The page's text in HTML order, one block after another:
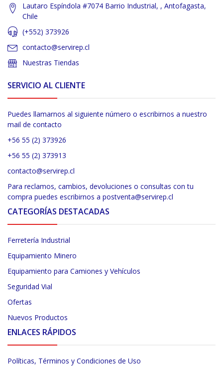
Lautaro Espíndola #7074 Barrio Industrial, , Antofagasta,
Chile
(+552) 373926
contacto@servirep.cl
Nuestras Tiendas
SERVICIO AL CLIENTE
Puedes llamarnos al siguiente número o escribirnos a nuestro
mail de contacto
+56 55 (2) 373926
+56 55 (2) 373913
contacto@servirep.cl
Para reclamos, cambios, devoluciones o consultas con tu
compra puedes escribirnos a postventa@servirep.cl
CATEGORÍAS DESTACADAS
Ferretería Industrial
Equipamiento Minero
Equipamiento para Camiones y Vehículos
Seguridad Vial
Ofertas
Nuevos Productos
ENLACES RÁPIDOS
Políticas, Términos y Condiciones de Uso